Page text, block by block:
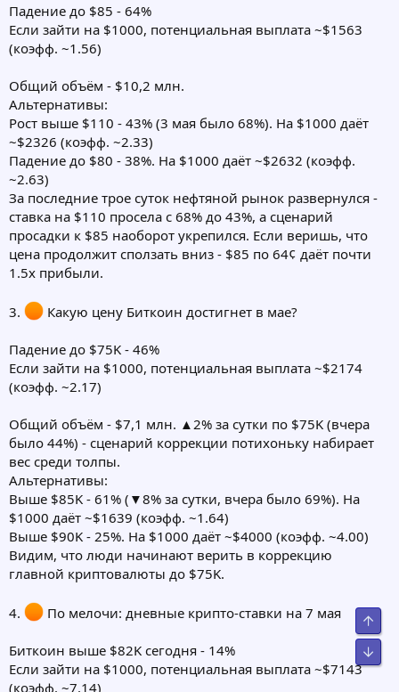
Падение до $85 - 64%
Если зайти на $1000, потенциальная выплата ~$1563
(коэфф. ~1.56)
Общий объём - $10,2 млн.
Альтернативы:
Рост выше $110 - 43% (3 мая было 68%). На $1000 даёт
~$2326 (коэфф. ~2.33)
Падение до $80 - 38%. На $1000 даёт ~$2632 (коэфф.
~2.63)
За последние трое суток нефтяной рынок развернулся -
ставка на $110 просела с 68% до 43%, а сценарий
просадки к $85 наоборот укрепился. Если веришь, что
цена продолжит сползать вниз - $85 по 64¢ даёт почти
1.5х прибыли.
3. Какую цену Биткоин достигнет в мае?
Падение до $75K - 46%
Если зайти на $1000, потенциальная выплата ~$2174
(коэфф. ~2.17)
Общий объём - $7,1 млн. ▲2% за сутки по $75K (вчера
было 44%) - сценарий коррекции потихоньку набирает
вес среди толпы.
Альтернативы:
Выше $85K - 61% (▼8% за сутки, вчера было 69%). На
$1000 даёт ~$1639 (коэфф. ~1.64)
Выше $90K - 25%. На $1000 даёт ~$4000 (коэфф. ~4.00)
Видим, что люди начинают верить в коррекцию
главной криптовалюты до $75K.
4. По мелочи: дневные крипто-ставки на 7 мая
Биткоин выше $82K сегодня - 14%
Если зайти на $1000, потенциальная выплата ~$7143
(коэфф. ~7.14)